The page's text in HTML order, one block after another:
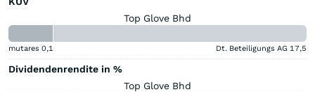
Top Glove Bhd
mutares 0,1 Dt. Beteiligungs AG 17,5
Dividendenrendite in %
Top Glove Bhd